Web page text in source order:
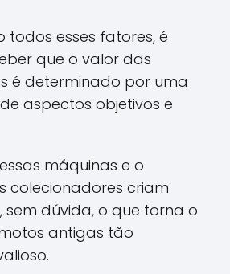
todos esses fatores, é
que o valor das
é determinado por uma
aspectos objetivos e
máquinas e o
colecionadores criam
sem dúvida, o que torna o
antigas tão